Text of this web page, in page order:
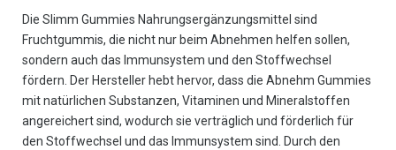
Die Slimm Gummies Nahrungsergänzungsmittel sind
Fruchtgummis, die nicht nur beim Abnehmen helfen sollen,
sondern auch das Immunsystem und den Stoffwechsel
fördern. Der Hersteller hebt hervor, dass die Abnehm Gummies
mit natürlichen Substanzen, Vitaminen und Mineralstoffen
angereichert sind, wodurch sie verträglich und förderlich für
den Stoffwechsel und das Immunsystem sind. Durch den